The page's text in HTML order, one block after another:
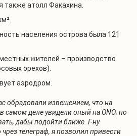
атолл Факахина.
населения острова была 121
жителей – производство
орехов).
аэродром.
обрадовали извещением, что на
самом деле увидели оный на ONO; по
дабы подойти ближе. Г-ну
чрез телеграф, я позволил привести